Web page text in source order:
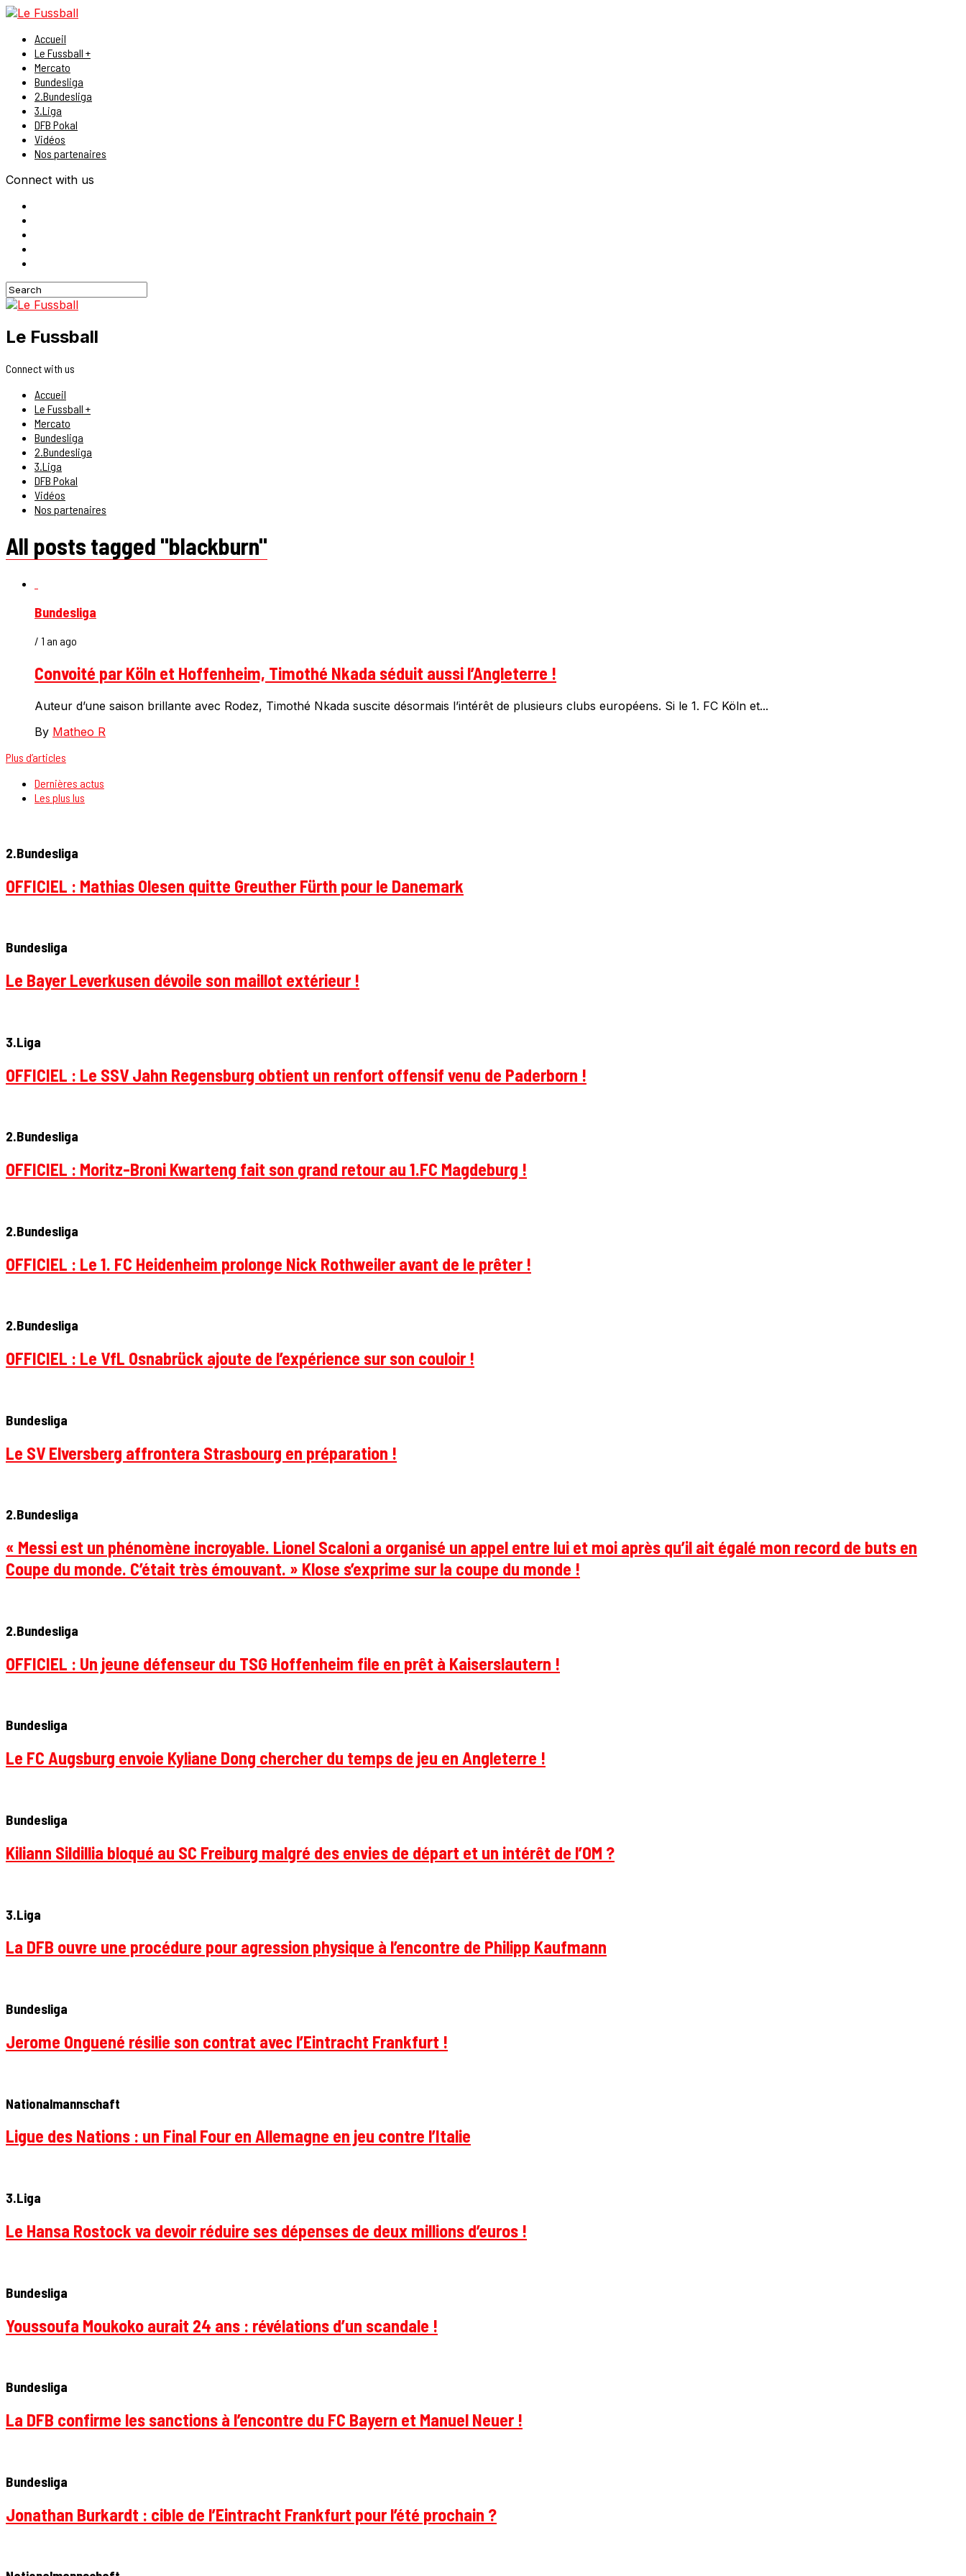
Accueil
Le Fussball +
Mercato
Bundesliga
2.Bundesliga
3.Liga
DFB Pokal
Vidéos
Nos partenaires
Connect with us
Le Fussball
Connect with us
Accueil
Le Fussball +
Mercato
Bundesliga
2.Bundesliga
3.Liga
DFB Pokal
Vidéos
Nos partenaires
All posts tagged "blackburn"
Bundesliga
/ 1 an ago
Convoité par Köln et Hoffenheim, Timothé Nkada séduit aussi l’Angleterre !
Auteur d’une saison brillante avec Rodez, Timothé Nkada suscite désormais l’intérêt de plusieurs clubs européens. Si le 1. FC Köln et...
By Matheo R
Plus d’articles
Dernières actus
Les plus lus
2.Bundesliga
OFFICIEL : Mathias Olesen quitte Greuther Fürth pour le Danemark
Bundesliga
Le Bayer Leverkusen dévoile son maillot extérieur !
3.Liga
OFFICIEL : Le SSV Jahn Regensburg obtient un renfort offensif venu de Paderborn !
2.Bundesliga
OFFICIEL : Moritz-Broni Kwarteng fait son grand retour au 1.FC Magdeburg !
2.Bundesliga
OFFICIEL : Le 1. FC Heidenheim prolonge Nick Rothweiler avant de le prêter !
2.Bundesliga
OFFICIEL : Le VfL Osnabrück ajoute de l’expérience sur son couloir !
Bundesliga
Le SV Elversberg affrontera Strasbourg en préparation !
2.Bundesliga
« Messi est un phénomène incroyable. Lionel Scaloni a organisé un appel entre lui et moi après qu’il ait égalé mon record de buts en
Coupe du monde. C’était très émouvant. » Klose s’exprime sur la coupe du monde !
2.Bundesliga
OFFICIEL : Un jeune défenseur du TSG Hoffenheim file en prêt à Kaiserslautern !
Bundesliga
Le FC Augsburg envoie Kyliane Dong chercher du temps de jeu en Angleterre !
Bundesliga
Kiliann Sildillia bloqué au SC Freiburg malgré des envies de départ et un intérêt de l’OM ?
3.Liga
La DFB ouvre une procédure pour agression physique à l’encontre de Philipp Kaufmann
Bundesliga
Jerome Onguené résilie son contrat avec l’Eintracht Frankfurt !
Nationalmannschaft
Ligue des Nations : un Final Four en Allemagne en jeu contre l’Italie
3.Liga
Le Hansa Rostock va devoir réduire ses dépenses de deux millions d’euros !
Bundesliga
Youssoufa Moukoko aurait 24 ans : révélations d’un scandale !
Bundesliga
La DFB confirme les sanctions à l’encontre du FC Bayern et Manuel Neuer !
Bundesliga
Jonathan Burkardt : cible de l’Eintracht Frankfurt pour l’été prochain ?